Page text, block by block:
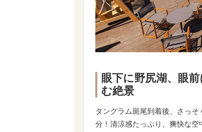
眼下に野尻湖、眼
む絶景
タングラム斑尾到着後、さっ
分！清涼感たっぷり、爽快な